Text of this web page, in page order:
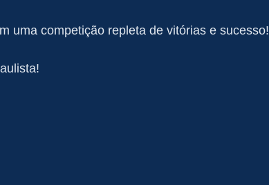
uma competição repleta de vitórias e sucesso!